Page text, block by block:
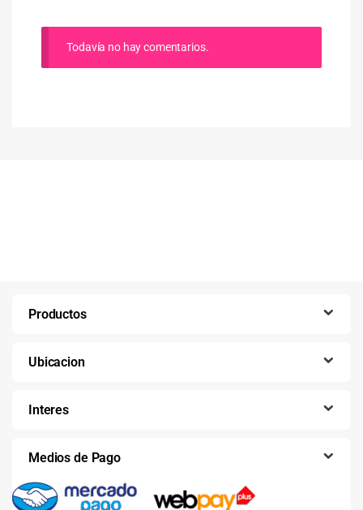
Todavía no hay comentarios.
Productos
Ubicacion
Interes
Medios de Pago